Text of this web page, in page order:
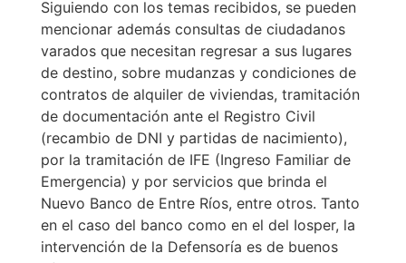
Siguiendo con los temas recibidos, se pueden
mencionar además consultas de ciudadanos
varados que necesitan regresar a sus lugares
de destino, sobre mudanzas y condiciones de
contratos de alquiler de viviendas, tramitación
de documentación ante el Registro Civil
(recambio de DNI y partidas de nacimiento),
por la tramitación de IFE (Ingreso Familiar de
Emergencia) y por servicios que brinda el
Nuevo Banco de Entre Ríos, entre otros. Tanto
en el caso del banco como en el del Iosper, la
intervención de la Defensoría es de buenos